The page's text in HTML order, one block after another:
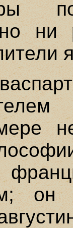
но
он